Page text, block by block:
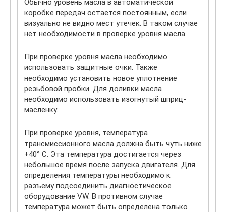
Обычно уровень масла в автоматической
коробке передач остается постоянным, если
визуально не видно мест утечек. В таком случае
нет необходимости в проверке уровня масла.
При проверке уровня масла необходимо
использовать защитные очки. Также
необходимо установить новое уплотнение
резьбовой пробки. Для доливки масла
необходимо использовать изогнутый шприц-
масленку.
При проверке уровня, температура
трансмиссионного масла должна быть чуть ниже
+40° С. Эта температура достигается через
небольшое время после запуска двигателя. Для
определения температуры необходимо к
разъему подсоединить диагностическое
оборудование VW. В противном случае
температура может быть определена только